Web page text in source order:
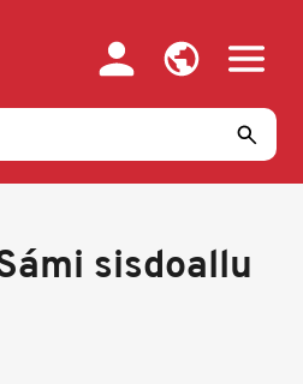
sisdoallu